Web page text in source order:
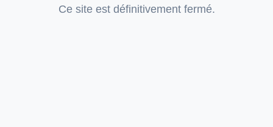
Ce site est définitivement fermé.